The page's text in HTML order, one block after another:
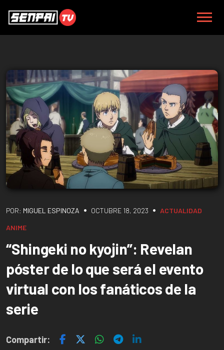
POR: MIGUEL ESPINOZA • OCTUBRE 18, 2023 • ACTUALIDAD
ANIME
“Shingeki no kyojin”: Revelan
póster de lo que será el evento
virtual con los fanáticos de la
serie
Compartir: